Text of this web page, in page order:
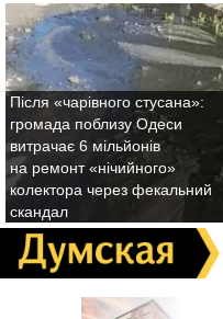
Після «чарівного стусана»:
громада поблизу Одеси
витрачає 6 мільйонів
на ремонт «нічийного»
колектора через фекальний
скандал